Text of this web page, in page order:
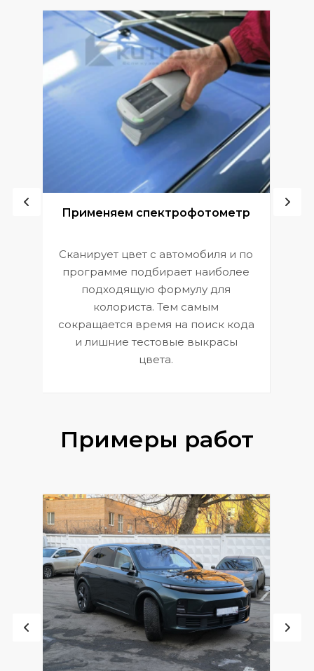
Применяем спектрофотометр
Сканирует цвет с автомобиля и по
программе подбирает наиболее
подходящую формулу для
колориста. Тем самым
сокращается время на поиск кода
и лишние тестовые выкрасы
цвета.
Примеры работ